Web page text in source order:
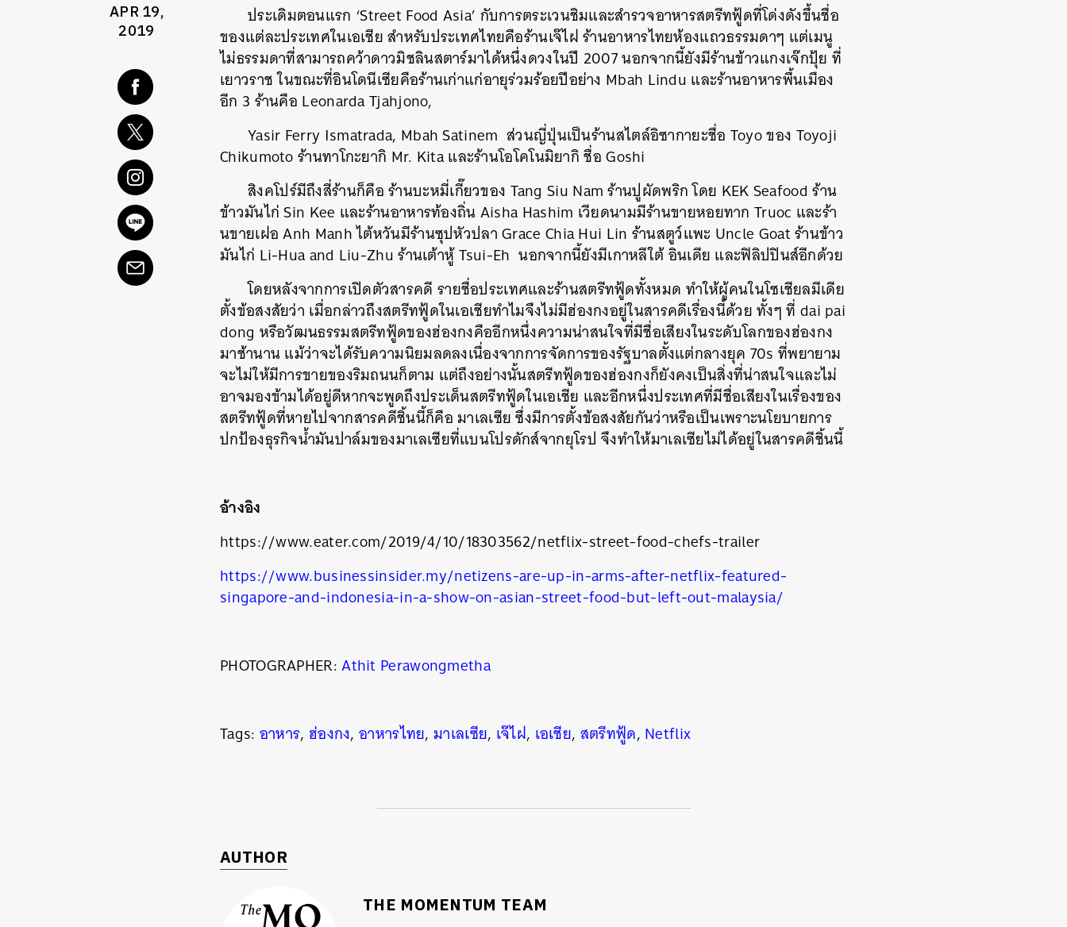
APR 19,
2019
ประเดิมตอนแรก ‘Street Food Asia’ กับการตระเวนชิมและสำรวจอาหารสตรีทฟู้ดที่โด่งดังขึ้นชื่อ
ของแต่ละประเทศในเอเชีย สำหรับประเทศไทยคือร้านเจ๊ไฝ ร้านอาหารไทยห้องแถวธรรมดาๆ แต่เมนู
ไม่ธรรมดาที่สามารถคว้าดาวมิชลินสตาร์มาได้หนึ่งดวงในปี 2007 นอกจากนี้ยังมีร้านข้าวแกงเจ๊กปุ้ย ที่
เยาวราช ในขณะที่อินโดนีเซียคือร้านเก่าแก่อายุร่วมร้อยปีอย่าง Mbah Lindu และร้านอาหารพื้นเมือง
อีก 3 ร้านคือ Leonarda Tjahjono,
Yasir Ferry Ismatrada, Mbah Satinem ส่วนญี่ปุ่นเป็นร้านสไตล์อิซากายะชื่อ Toyo ของ Toyoji
Chikumoto ร้านทาโกะยากิ Mr. Kita และร้านโอโคโนมิยากิ ชื่อ Goshi
สิงคโปร์มีถึงสี่ร้านก็คือ ร้านบะหมี่เกี๊ยวของ Tang Siu Nam ร้านปูผัดพริก โดย KEK Seafood ร้าน
ข้าวมันไก่ Sin Kee และร้านอาหารท้องถิ่น Aisha Hashim เวียดนามมีร้านขายหอยทาก Truoc และร้า
นขายเฝอ Anh Manh ไต้หวันมีร้านซุปหัวปลา Grace Chia Hui Lin ร้านสตูว์แพะ Uncle Goat ร้านข้าว
มันไก่ Li-Hua and Liu-Zhu ร้านเต้าหู้ Tsui-Eh นอกจากนี้ยังมีเกาหลีใต้ อินเดีย และฟิลิปปินส์อีกด้วย
โดยหลังจากการเปิดตัวสารคดี รายชื่อประเทศและร้านสตรีทฟู้ดทั้งหมด ทำให้ผู้คนในโซเชียลมีเดีย
ตั้งข้อสงสัยว่า เมื่อกล่าวถึงสตรีทฟู้ดในเอเชียทำไมจึงไม่มีฮ่องกงอยู่ในสารคดีเรื่องนี้ด้วย ทั้งๆ ที่ dai pai
dong หรือวัฒนธรรมสตรีทฟู้ดของฮ่องกงคืออีกหนึ่งความน่าสนใจที่มีชื่อเสียงในระดับโลกของฮ่องกง
มาช้านาน แม้ว่าจะได้รับความนิยมลดลงเนื่องจากการจัดการของรัฐบาลตั้งแต่กลางยุค 70s ที่พยายาม
จะไม่ให้มีการขายของริมถนนก็ตาม แต่ถึงอย่างนั้นสตรีทฟู้ดของฮ่องกงก็ยังคงเป็นสิ่งที่น่าสนใจและไม่
อาจมองข้ามได้อยู่ดีหากจะพูดถึงประเด็นสตรีทฟู้ดในเอเชีย และอีกหนึ่งประเทศที่มีชื่อเสียงในเรื่องของ
สตรีทฟู้ดที่หายไปจากสารคดีชิ้นนี้ก็คือ มาเลเซีย ซึ่งมีการตั้งข้อสงสัยกันว่าหรือเป็นเพราะนโยบายการ
ปกป้องธุรกิจน้ำมันปาล์มของมาเลเซียที่แบนโปรดักส์จากยุโรป จึงทำให้มาเลเซียไม่ได้อยู่ในสารคดีชิ้นนี้
อ้างอิง
https://www.eater.com/2019/4/10/18303562/netflix-street-food-chefs-trailer
https://www.businessinsider.my/netizens-are-up-in-arms-after-netflix-featured-
singapore-and-indonesia-in-a-show-on-asian-street-food-but-left-out-malaysia/
PHOTOGRAPHER:Athit Perawongmetha
Tags: อาหาร, ฮ่องกง,อาหารไทย,มาเลเซีย, เจ๊ไฝ, เอเชีย, สตรีทฟู้ด, Netflix
AUTHOR
THE MOMENTUM TEAM
ค้นหา
SHARE TWEET LINE EMAIL